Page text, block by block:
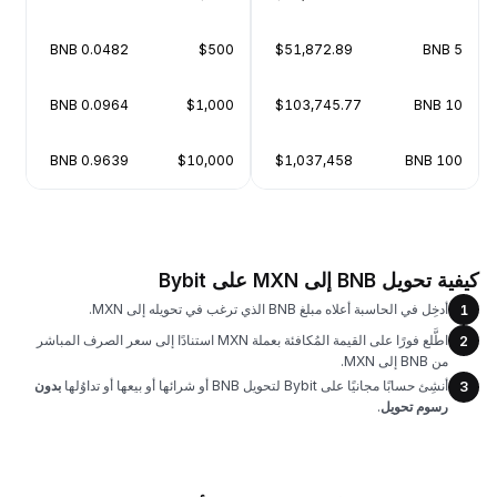
5 BNB
$51,872.89
10 BNB
$103,745.77
100 BNB
$1,037,458
$500
0.0482 BNB
$1,000
0.0964 BNB
$10,000
0.9639 BNB
كيفية تحويل BNB إلى MXN على Bybit
1
أدخِل في الحاسبة أعلاه مبلغ BNB الذي ترغب في تحويله إلى MXN.
2
اطَّلع فورًا على القيمة المُكافئة بعملة MXN استنادًا إلى سعر الصرف المباشر
من BNB إلى MXN.
3
أنشِئ حسابًا مجانيًا على Bybit لتحويل BNB أو شرائها أو بيعها أو تداوُلها
بدون
رسوم تحويل.